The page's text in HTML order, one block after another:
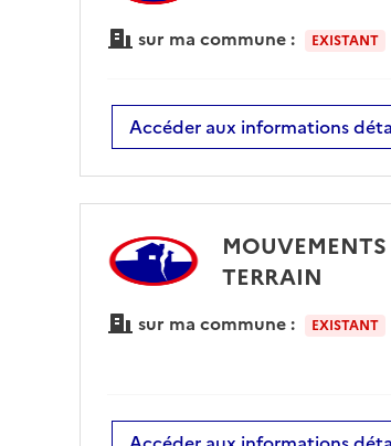
sur ma commune : EXISTANT
Accéder aux informations
TERRAIN
sur ma commune : EXISTANT